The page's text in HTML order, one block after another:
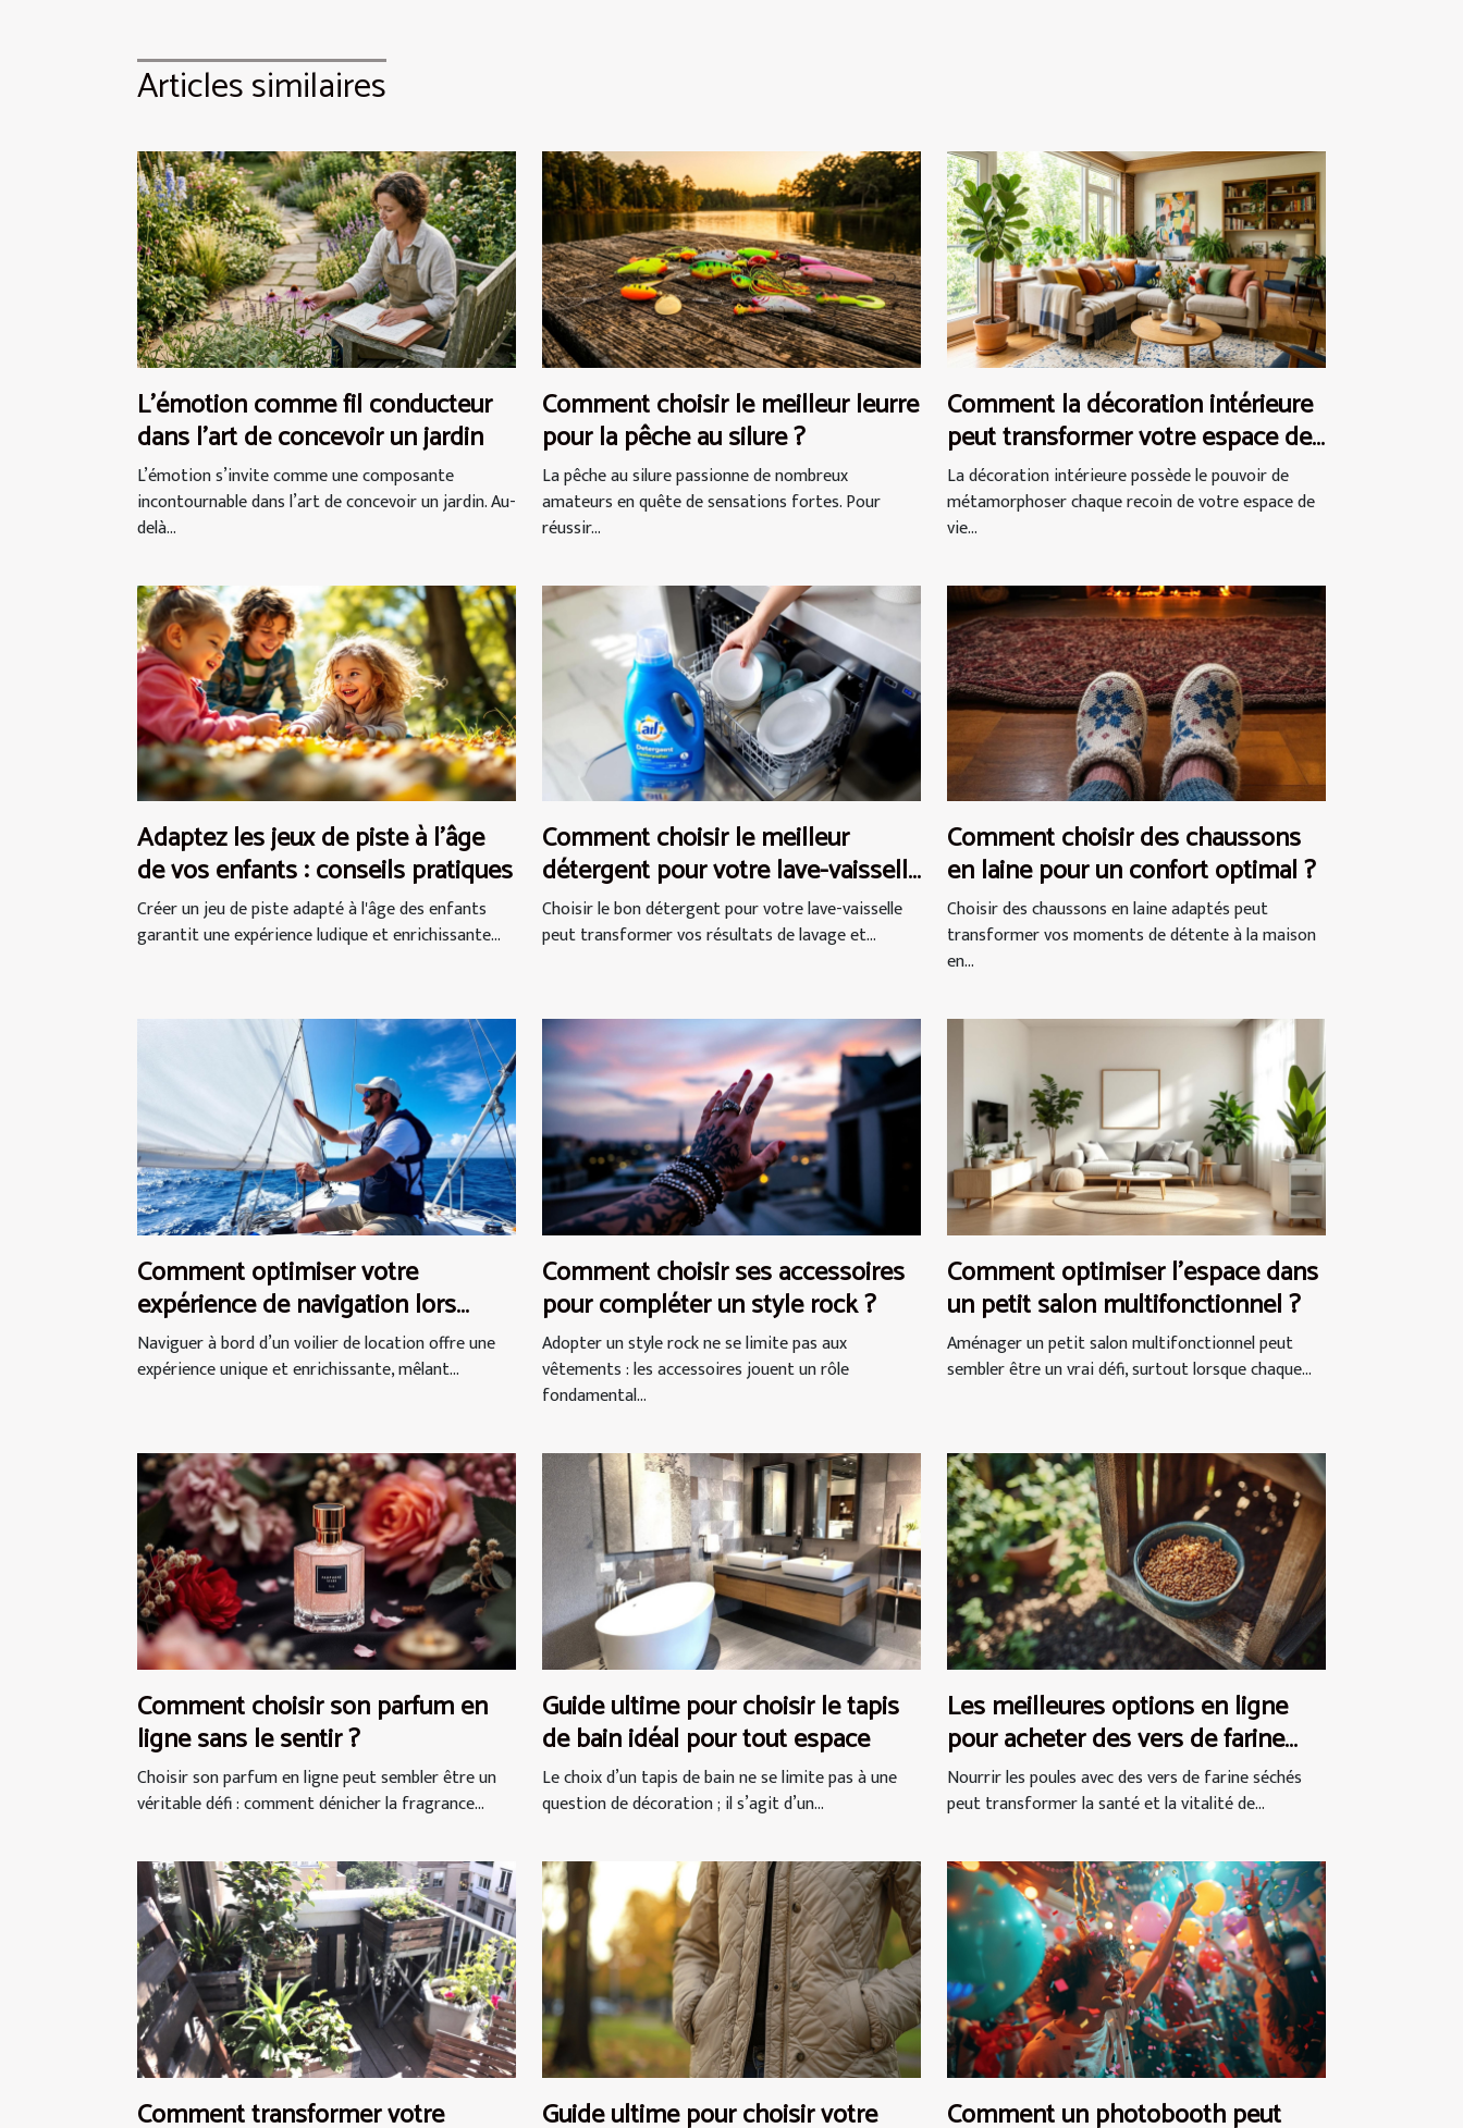
Articles similaires
L’émotion comme fil conducteur
dans l’art de concevoir un jardin
L’émotion s’invite comme une composante
incontournable dans l’art de concevoir un jardin. Au-
delà...
Comment choisir le meilleur leurre
pour la pêche au silure ?
La pêche au silure passionne de nombreux
amateurs en quête de sensations fortes. Pour
réussir...
Comment la décoration intérieure
peut transformer votre espace de
vie ?
La décoration intérieure possède le pouvoir de
métamorphoser chaque recoin de votre espace de
vie...
Adaptez les jeux de piste à l'âge
de vos enfants : conseils pratiques
Créer un jeu de piste adapté à l'âge des enfants
garantit une expérience ludique et enrichissante...
Comment choisir le meilleur
détergent pour votre lave-vaisselle
?
Choisir le bon détergent pour votre lave-vaisselle
peut transformer vos résultats de lavage et...
Comment choisir des chaussons
en laine pour un confort optimal ?
Choisir des chaussons en laine adaptés peut
transformer vos moments de détente à la maison
en...
Comment optimiser votre
expérience de navigation lors
d'une location de voilier ?
Naviguer à bord d’un voilier de location offre une
expérience unique et enrichissante, mêlant...
Comment choisir ses accessoires
pour compléter un style rock ?
Adopter un style rock ne se limite pas aux
vêtements : les accessoires jouent un rôle
fondamental...
Comment optimiser l'espace dans
un petit salon multifonctionnel ?
Aménager un petit salon multifonctionnel peut
sembler être un vrai défi, surtout lorsque chaque...
Comment choisir son parfum en
ligne sans le sentir ?
Choisir son parfum en ligne peut sembler être un
véritable défi : comment dénicher la fragrance...
Guide ultime pour choisir le tapis
de bain idéal pour tout espace
Le choix d’un tapis de bain ne se limite pas à une
question de décoration ; il s’agit d’un...
Les meilleures options en ligne
pour acheter des vers de farine
séchés pour les poules
Nourrir les poules avec des vers de farine séchés
peut transformer la santé et la vitalité de...
Comment transformer votre Guide ultime pour choisir votre Comment un photobooth peut